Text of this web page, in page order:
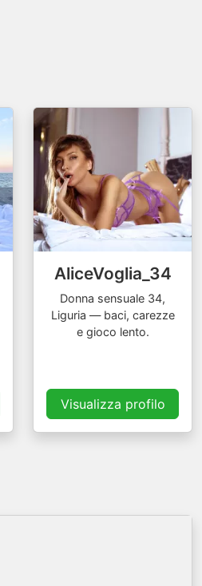
AliceVoglia_34
Donna sensuale 34,
Liguria — baci, carezze
e gioco lento.
Visualizza profilo